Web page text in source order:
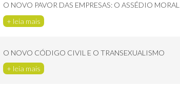
O NOVO PAVOR DAS EMPRESAS: O ASSÉDIO MORAL
+ leia mais
O NOVO CÓDIGO CIVIL E O TRANSEXUALISMO
+ leia mais